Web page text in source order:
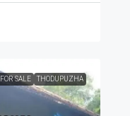
FOR SALE THODUPUZHA